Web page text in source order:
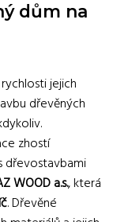
dům na
jejich
dřevěných
zhostí
dřevostavbami
WOOD a.s., která
. Dřevěné